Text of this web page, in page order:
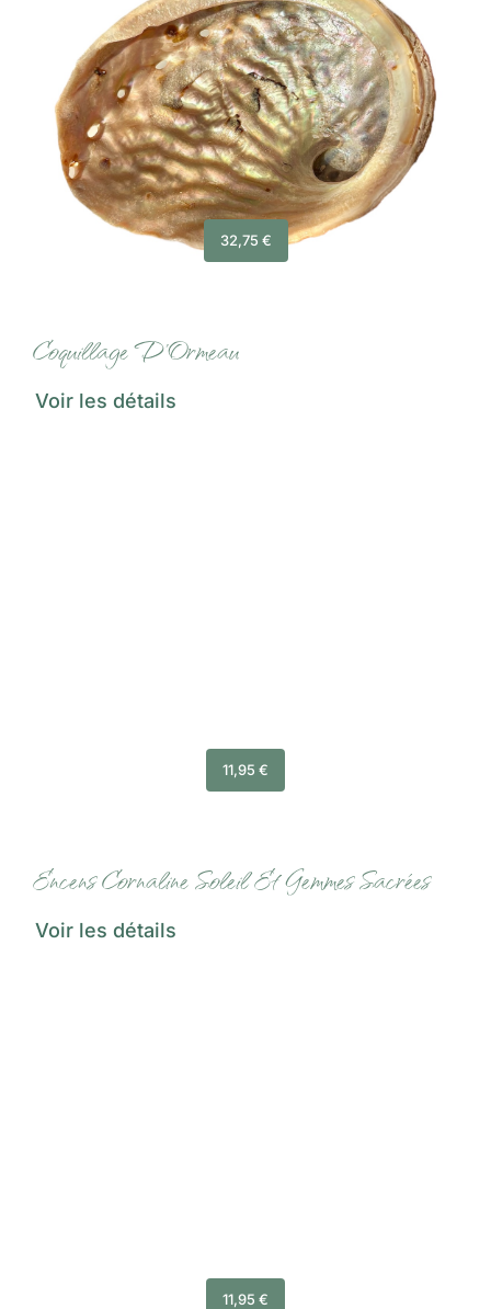
32,75 €
Coquillage D’Ormeau
Voir les détails
11,95 €
Encens Cornaline Soleil Et Gemmes Sacrées
Voir les détails
11,95 €